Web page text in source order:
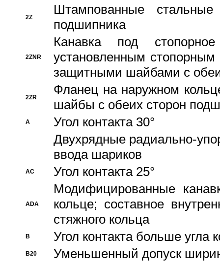
2Z
Штампованные
подшипника
2ZNR
Канавка под
установленным
защитными шайбами с
2ZR
Фланец на наружном
шайбы с обеих сторон
A
Угол контакта 30°
Двухрядные радиально-
ввода шариков
AC Угол контакта 25°
ADA
Модифицированные
кольце; составное
стяжного кольца
B Угол контакта больше угла
B20 Уменьшенный допуск